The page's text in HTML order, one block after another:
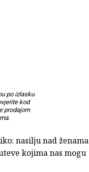
po izlasku
kod
prodajom
nasilju nad ženama
kojima nas mogu